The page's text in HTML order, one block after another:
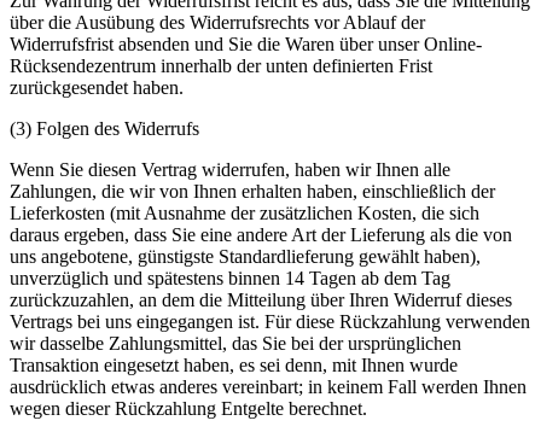
über die Ausübung des Widerrufsrechts vor Ablauf der
Widerrufsfrist absenden und Sie die Waren über unser Online-
Rücksendezentrum innerhalb der unten definierten Frist
zurückgesendet haben.
(3) Folgen des Widerrufs
Wenn Sie diesen Vertrag widerrufen, haben wir Ihnen alle
Zahlungen, die wir von Ihnen erhalten haben, einschließlich der
Lieferkosten (mit Ausnahme der zusätzlichen Kosten, die sich
daraus ergeben, dass Sie eine andere Art der Lieferung als die von
uns angebotene, günstigste Standardlieferung gewählt haben),
unverzüglich und spätestens binnen 14 Tagen ab dem Tag
zurückzuzahlen, an dem die Mitteilung über Ihren Widerruf dieses
Vertrags bei uns eingegangen ist. Für diese Rückzahlung verwenden
wir dasselbe Zahlungsmittel, das Sie bei der ursprünglichen
Transaktion eingesetzt haben, es sei denn, mit Ihnen wurde
ausdrücklich etwas anderes vereinbart; in keinem Fall werden Ihnen
wegen dieser Rückzahlung Entgelte berechnet.